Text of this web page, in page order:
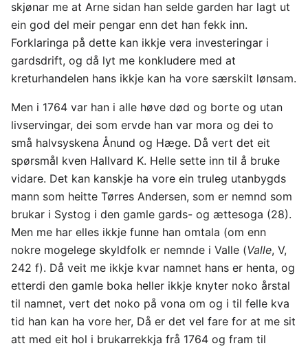
skjønar me at Arne sidan han selde garden har lagt ut
ein god del meir pengar enn det han fekk inn.
Forklaringa på dette kan ikkje vera investeringar i
gardsdrift, og då lyt me konkludere med at
kreturhandelen hans ikkje kan ha vore særskilt lønsam.
Men i 1764 var han i alle høve død og borte og utan
livservingar, dei som ervde han var mora og dei to
små halvsyskena Ånund og Hæge. Då vert det eit
spørsmål kven Hallvard K. Helle sette inn til å bruke
vidare. Det kan kanskje ha vore ein truleg utanbygds
mann som heitte Tørres Andersen, som er nemnd som
brukar i Systog i den gamle gards- og ættesoga (28).
Men me har elles ikkje funne han omtala (om enn
nokre mogelege skyldfolk er nemnde i Valle (Valle, V,
242 f). Då veit me ikkje kvar namnet hans er henta, og
etterdi den gamle boka heller ikkje knyter noko årstal
til namnet, vert det noko på vona om og i til felle kva
tid han kan ha vore her, Då er det vel fare for at me sit
att med eit hol i brukarrekkja frå 1764 og fram til